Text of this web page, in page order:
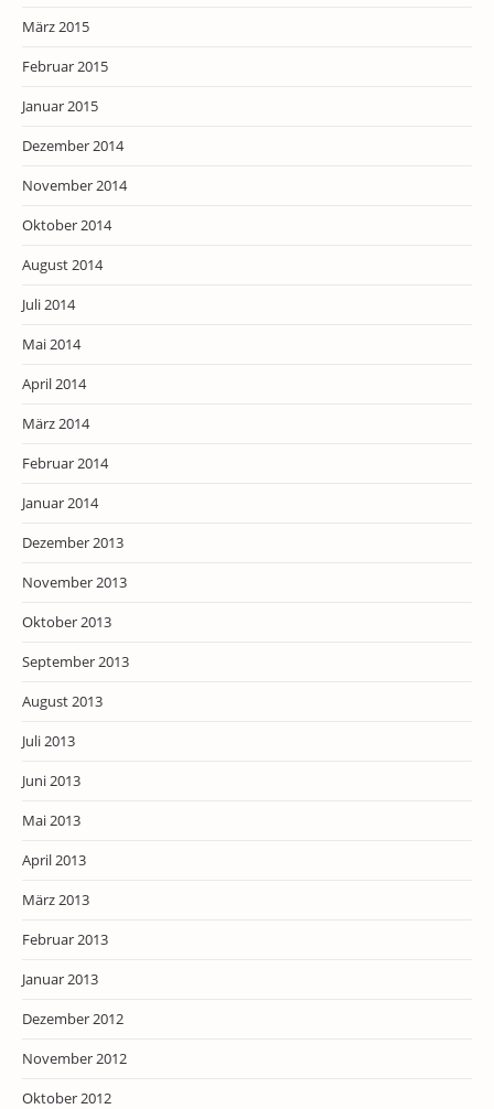
März 2015
Februar 2015
Januar 2015
Dezember 2014
November 2014
Oktober 2014
August 2014
Juli 2014
Mai 2014
April 2014
März 2014
Februar 2014
Januar 2014
Dezember 2013
November 2013
Oktober 2013
September 2013
August 2013
Juli 2013
Juni 2013
Mai 2013
April 2013
März 2013
Februar 2013
Januar 2013
Dezember 2012
November 2012
Oktober 2012